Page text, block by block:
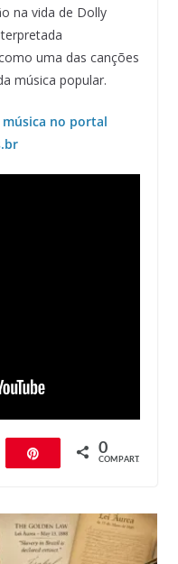
na vida de Dolly
uma das canções
música popular.
no portal
0
COMPART.